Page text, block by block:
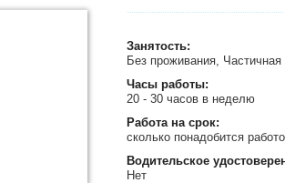
Занятость:
Без проживания, Частичная
Часы работы:
20 - 30 часов в неделю
Работа на срок:
сколько понадобится
Водительское
Нет